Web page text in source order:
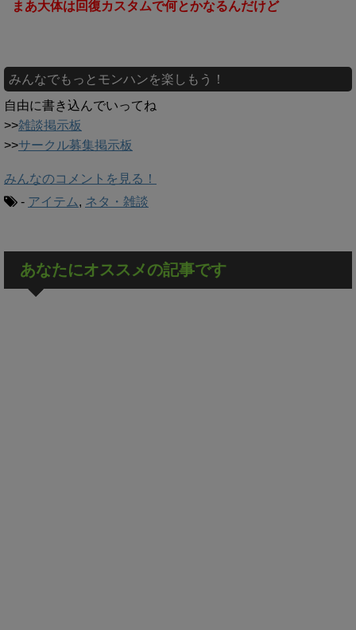
まあ大体は回復カスタムで何とかなるんだけど
みんなでもっとモンハンを楽しもう！
自由に書き込んでいってね
>>雑談掲示板
>>サークル募集掲示板
みんなのコメントを見る！
- アイテム, ネタ・雑談
あなたにオススメの記事です